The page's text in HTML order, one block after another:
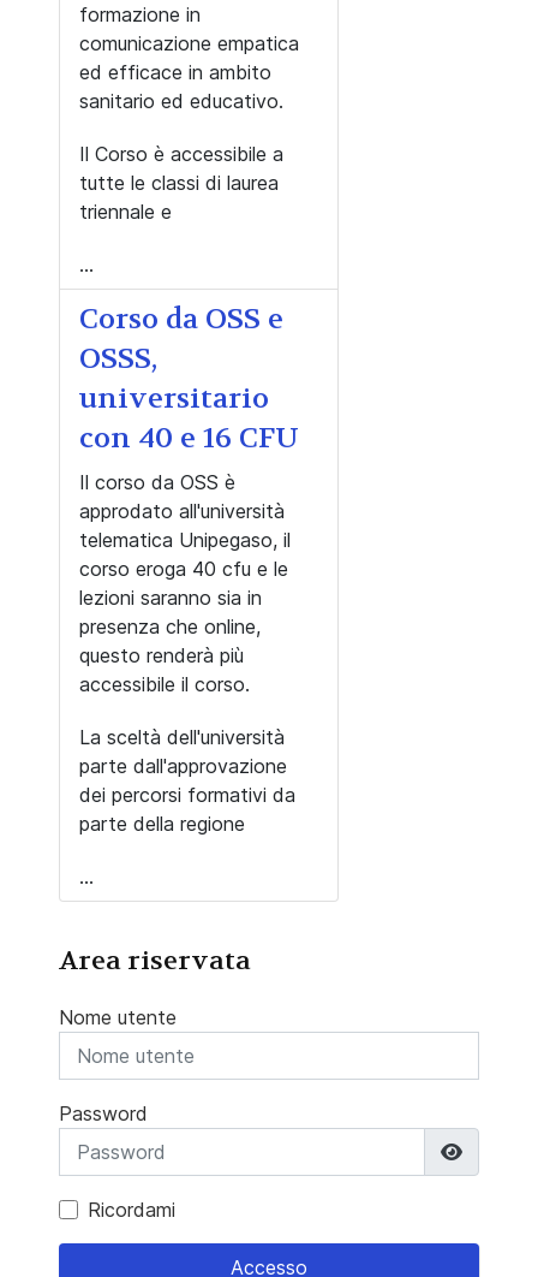
formazione in
comunicazione empatica
ed efficace in ambito
sanitario ed educativo.
Il Corso è accessibile a
tutte le classi di laurea
triennale e
...
Corso da OSS e
OSSS,
universitario
con 40 e 16 CFU
Il corso da OSS è
approdato all'università
telematica Unipegaso, il
corso eroga 40 cfu e le
lezioni saranno sia in
presenza che online,
questo renderà più
accessibile il corso.
La sceltà dell'università
parte dall'approvazione
dei percorsi formativi da
parte della regione
...
Area riservata
Nome utente
Password
Ricordami
Accesso